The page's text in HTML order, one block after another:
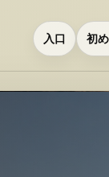
入口 初